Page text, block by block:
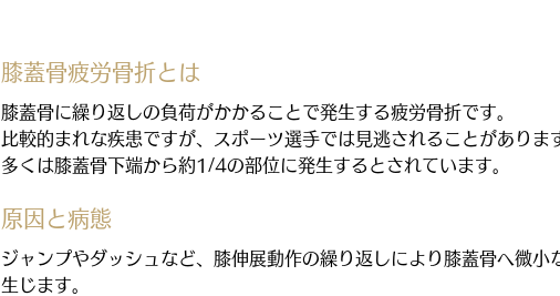
膝蓋骨疲労骨折とは
膝蓋骨に繰り返しの負荷がかかることで発生する疲労骨折です。
比較的まれな疾患ですが、スポーツ選手では見逃されることがありま
多くは膝蓋骨下端から約1/4の部位に発生するとされています。
原因と病態
ジャンプやダッシュなど、膝伸展動作の繰り返しにより膝蓋骨へ微小
生じます。